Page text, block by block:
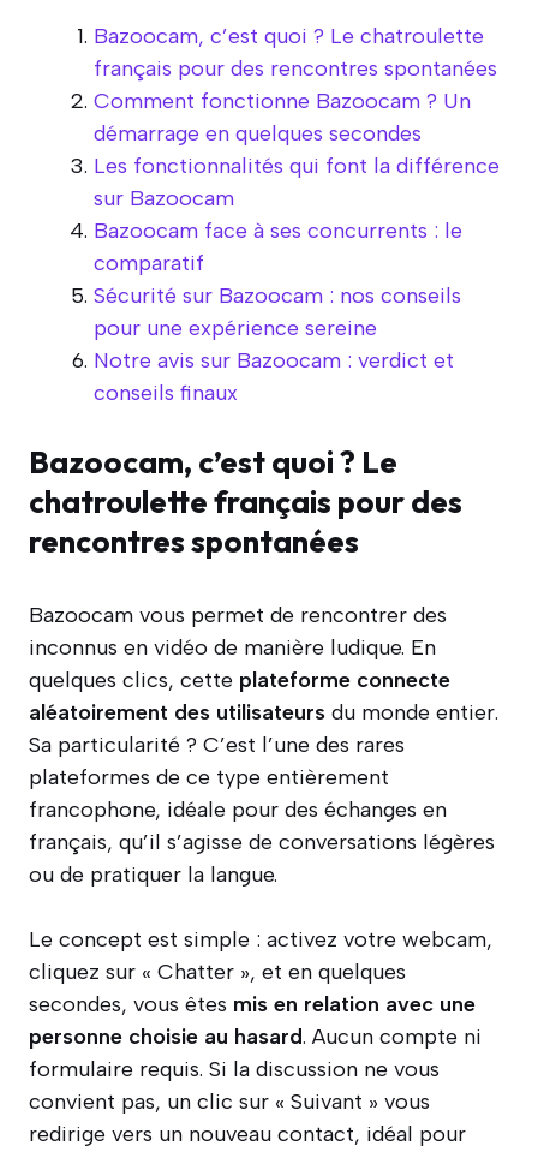
Bazoocam, c’est quoi ? Le chatroulette
français pour des rencontres spontanées
Comment fonctionne Bazoocam ? Un
démarrage en quelques secondes
Les fonctionnalités qui font la différence
sur Bazoocam
Bazoocam face à ses concurrents : le
comparatif
Sécurité sur Bazoocam : nos conseils
pour une expérience sereine
Notre avis sur Bazoocam : verdict et
conseils finaux
Bazoocam, c’est quoi ? Le
chatroulette français pour des
rencontres spontanées
Bazoocam vous permet de rencontrer des
inconnus en vidéo de manière ludique. En
quelques clics, cette plateforme connecte
aléatoirement des utilisateurs du monde entier.
Sa particularité ? C’est l’une des rares
plateformes de ce type entièrement
francophone, idéale pour des échanges en
français, qu’il s’agisse de conversations légères
ou de pratiquer la langue.
Le concept est simple : activez votre webcam,
cliquez sur « Chatter », et en quelques
secondes, vous êtes mis en relation avec une
personne choisie au hasard. Aucun compte ni
formulaire requis. Si la discussion ne vous
convient pas, un clic sur « Suivant » vous
redirige vers un nouveau contact, idéal pour